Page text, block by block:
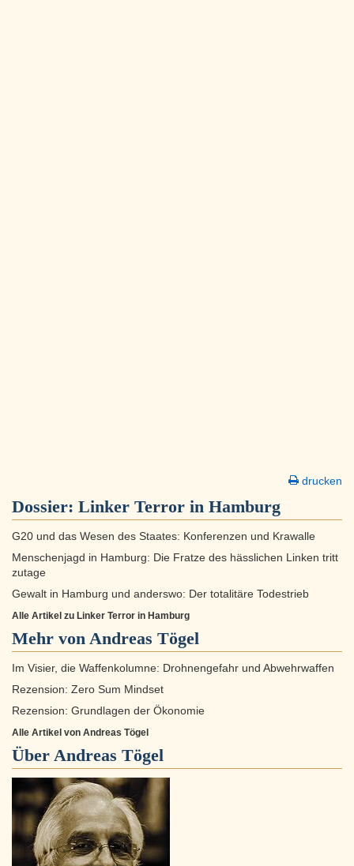
drucken
Dossier: Linker Terror in Hamburg
G20 und das Wesen des Staates: Konferenzen und Krawalle
Menschenjagd in Hamburg: Die Fratze des hässlichen Linken tritt
zutage
Gewalt in Hamburg und anderswo: Der totalitäre Todestrieb
Alle Artikel zu Linker Terror in Hamburg
Mehr von Andreas Tögel
Im Visier, die Waffenkolumne: Drohnengefahr und Abwehrwaffen
Rezension: Zero Sum Mindset
Rezension: Grundlagen der Ökonomie
Alle Artikel von Andreas Tögel
Über Andreas Tögel